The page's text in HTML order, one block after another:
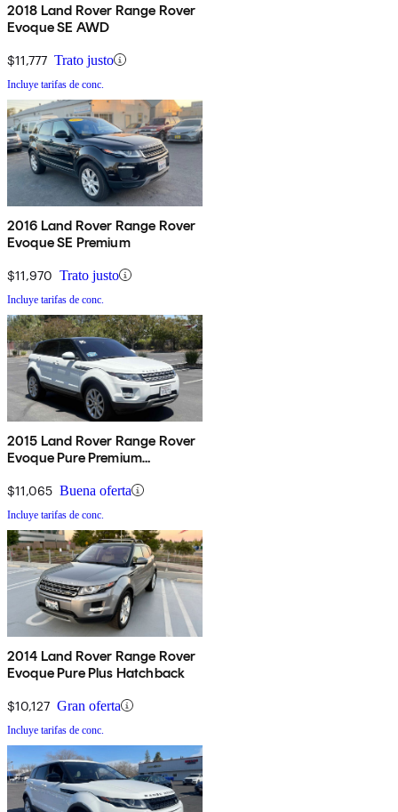
2018 Land Rover Range Rover
Evoque SE AWD
$11,777 Trato justo
Incluye tarifas de conc.
2016 Land Rover Range Rover
Evoque SE Premium
$11,970 Trato justo
Incluye tarifas de conc.
2015 Land Rover Range Rover
Evoque Pure Premium
$11,065 Buena oferta
Incluye tarifas de conc.
2014 Land Rover Range Rover
Evoque Pure Plus Hatchback
$10,127 Gran oferta
Incluye tarifas de conc.